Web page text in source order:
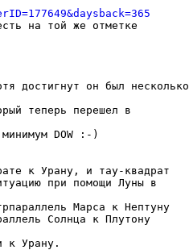
на той же отметке
достигнут он был несколько
теперь перешел в
DOW :-)
к Урану, и тау-квадрат
при помощи Луны в
Марса к Нептуну
Солнца к Плутону
к Урану.